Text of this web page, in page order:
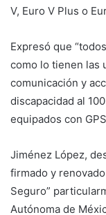
V, Euro V Plus o
Expresó que
como lo tienen las
comunicación y
discapacidad al
equipados con
Jiménez López,
firmado y
Seguro”
Autónoma de